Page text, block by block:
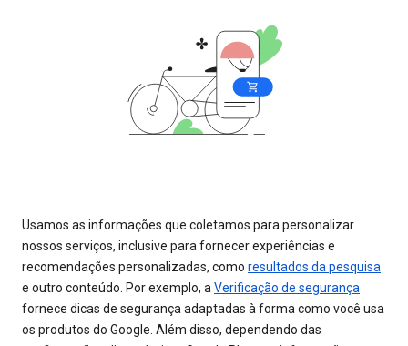
Usamos as informações que coletamos para personalizar
nossos serviços, inclusive para fornecer experiências e
recomendações personalizadas, como resultados da pesquisa
e outro conteúdo. Por exemplo, a Verificação de segurança
fornece dicas de segurança adaptadas à forma como você usa
os produtos do Google. Além disso, dependendo das